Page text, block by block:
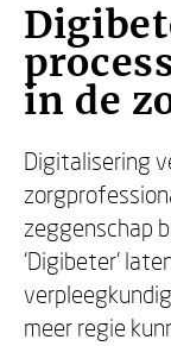
in de
Digitalisering
zeggenschap
‘Digibeter’
meer regie